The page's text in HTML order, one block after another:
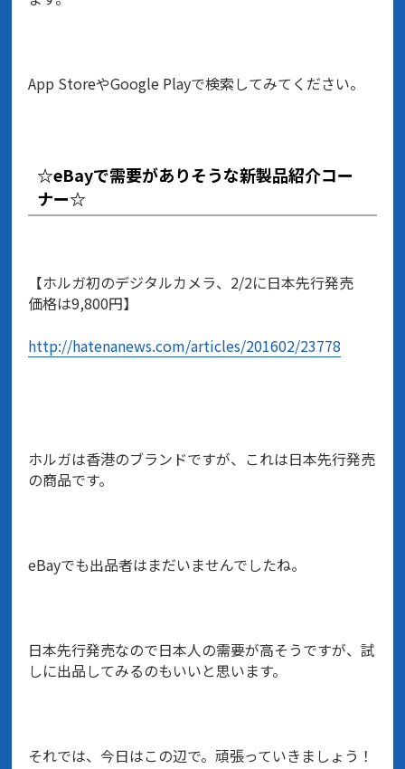
App StoreやGoogle Playで検索してみてください。
☆eBayで需要がありそうな新製品紹介コー
ナー☆
【ホルガ初のデジタルカメラ、2/2に日本先行発売
価格は9,800円】
http://hatenanews.com/articles/201602/23778
ホルガは香港のブランドですが、これは日本先行発売
の商品です。
eBayでも出品者はまだいませんでしたね。
日本先行発売なので日本人の需要が高そうですが、試
しに出品してみるのもいいと思います。
それでは、今日はこの辺で。頑張っていきましょう！